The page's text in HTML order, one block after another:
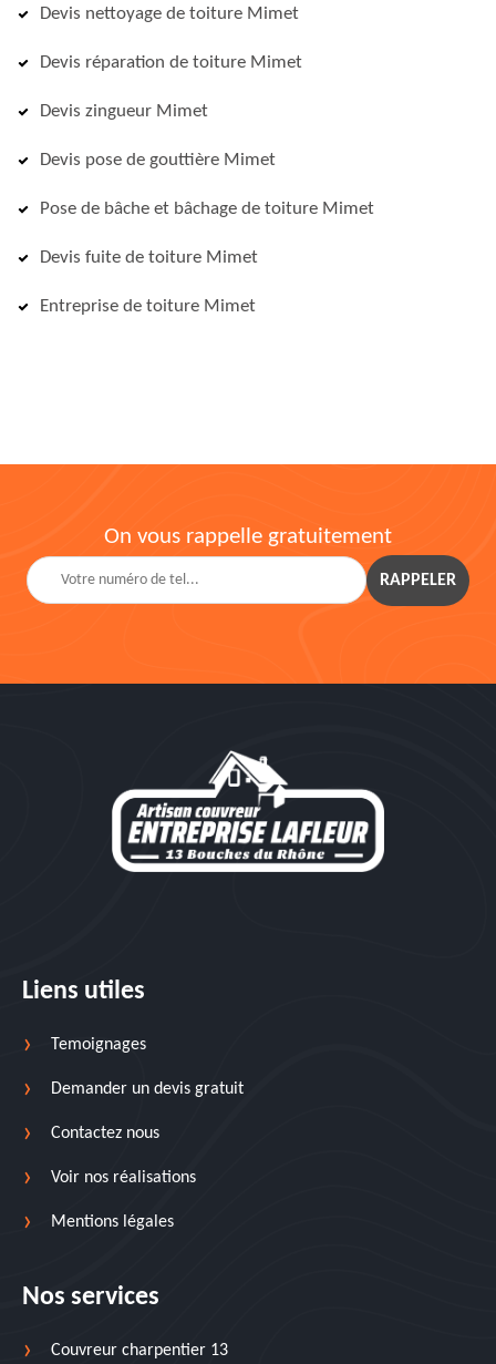
Devis nettoyage de toiture Mimet
Devis réparation de toiture Mimet
Devis zingueur Mimet
Devis pose de gouttière Mimet
Pose de bâche et bâchage de toiture Mimet
Devis fuite de toiture Mimet
Entreprise de toiture Mimet
On vous rappelle gratuitement
Liens utiles
Temoignages
Demander un devis gratuit
Contactez nous
Voir nos réalisations
Mentions légales
Nos services
Couvreur charpentier 13